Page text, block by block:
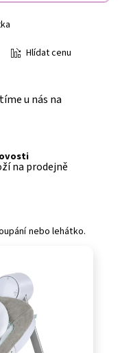
Hlídat cenu
u nás na
na prodejně
nebo lehátko.